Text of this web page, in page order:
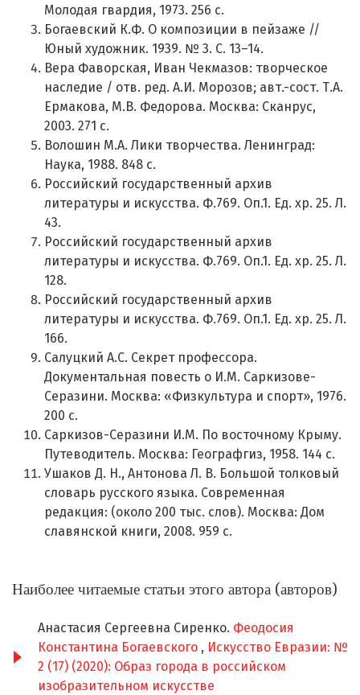
Молодая гвардия, 1973. 256 с.
Богаевский К.Ф. О композиции в пейзаже //
Юный художник. 1939. № 3. С. 13–14.
Вера Фаворская, Иван Чекмазов: творческое
наследие / отв. ред. А.И. Морозов; авт.-сост. Т.А.
Ермакова, М.В. Федорова. Москва: Сканрус,
2003. 271 с.
Волошин М.А. Лики творчества. Ленинград:
Наука, 1988. 848 с.
Российский государственный архив
литературы и искусства. Ф.769. Оп.1. Ед. хр. 25. Л.
43.
Российский государственный архив
литературы и искусства. Ф.769. Оп.1. Ед. хр. 25. Л.
128.
Российский государственный архив
литературы и искусства. Ф.769. Оп.1. Ед. хр. 25. Л.
166.
Салуцкий А.С. Секрет профессора.
Документальная повесть о И.М. Саркизове-
Серазини. Москва: «Физкультура и спорт», 1976.
200 с.
Саркизов-Серазини И.М. По восточному Крыму.
Путеводитель. Москва: Географгиз, 1958. 144 с.
Ушаков Д. Н., Антонова Л. В. Большой толковый
словарь русского языка. Современная
редакция: (около 200 тыс. слов). Москва: Дом
славянской книги, 2008. 959 с.
Наиболее читаемые статьи этого автора (авторов)
Анастасия Сергеевна Сиренко. Феодосия
Константина Богаевского , Искусство Евразии: №
2 (17) (2020): Образ города в российском
изобразительном искусстве